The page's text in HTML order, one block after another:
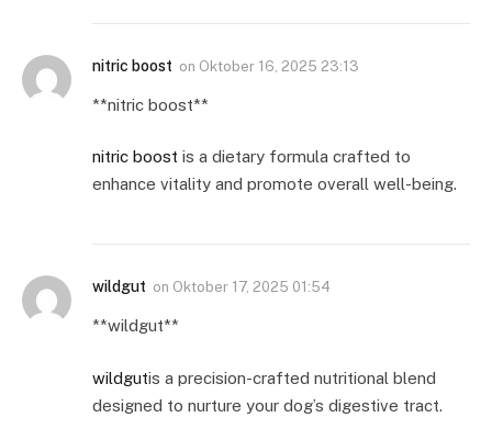
nitric boost on Oktober 16, 2025 23:13
** nitric boost**
nitric boost is a dietary formula crafted to
enhance vitality and promote overall well-being.
wildgut on Oktober 17, 2025 01:54
** wildgut**
wildgutis a precision-crafted nutritional blend
designed to nurture your dog’s digestive tract.